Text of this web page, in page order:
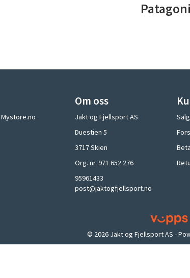
Mystore.no
Om oss
Jakt og Fjellsport AS
Duestien 5
3717 Skien
Org. nr. 971 652 276
95961433
post@jaktogfjellsport.no
© 2026 Jakt og Fjellsport AS -